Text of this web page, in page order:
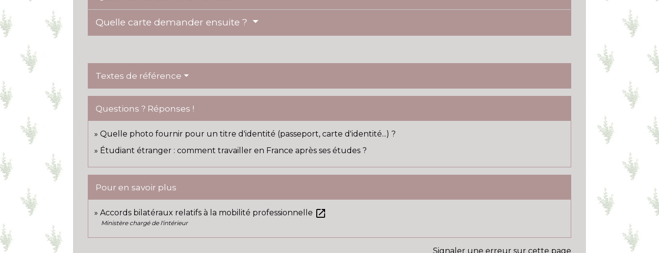
Quelle carte demander ensuite ?
Textes de référence
Questions ? Réponses !
Quelle photo fournir pour un titre d'identité (passeport, carte d'identité...) ?
Étudiant étranger : comment travailler en France après ses études ?
Pour en savoir plus
Accords bilatéraux relatifs à la mobilité professionnelle open_in_new
Ministère chargé de l'intérieur
Signaler une erreur sur cette page